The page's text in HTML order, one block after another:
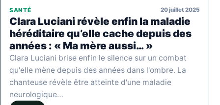
SANTÉ 20 juillet 2025
Clara Luciani révèle enfin la maladie
héréditaire qu’elle cache depuis des
années : « Ma mère aussi… »
Clara Luciani brise enfin le silence sur un combat
qu'elle mène depuis des années dans l'ombre. La
chanteuse révèle être atteinte d'une maladie
neurologique…